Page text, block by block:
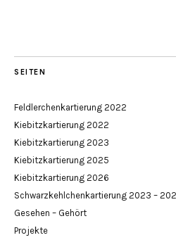
SEITEN
Feldlerchenkartierung 2022
Kiebitzkartierung 2022
Kiebitzkartierung 2023
Kiebitzkartierung 2025
Kiebitzkartierung 2026
Schwarzkehlchenkartierung 2023 –
Gesehen – Gehört
Projekte